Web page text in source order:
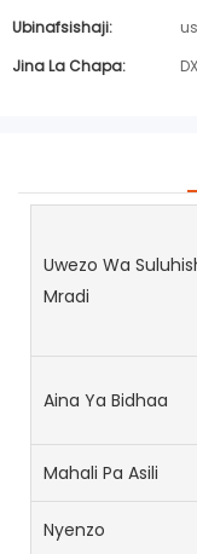
Ubinafsishaji:
Jina La Chapa:
Uwezo Wa
Mradi
Aina Ya Bidhaa
Mahali Pa Asili
Nyenzo